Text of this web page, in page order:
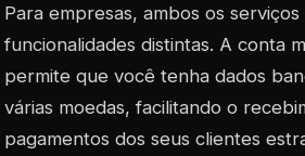
Para empresas, ambos os
funcionalidades distintas. A conta
permite que você tenha dados
várias moedas, facilitando o
pagamentos dos seus clientes